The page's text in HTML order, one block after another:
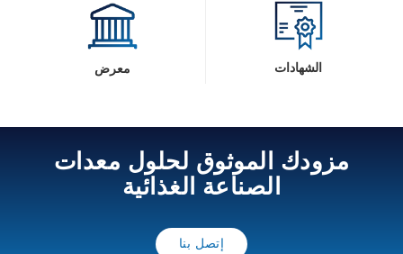
الشهادات معرض
مزودك الموثوق لحلول معدات
الصناعة الغذائية
إتصل بنا